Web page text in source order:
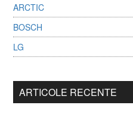
ARCTIC
BOSCH
LG
ARTICOLE RECENTE